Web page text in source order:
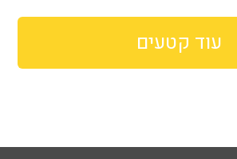
עוד קטעים